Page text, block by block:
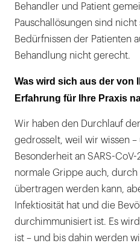
Behandler und Patient
Pauschallösungen sind
Bedürfnissen der Patienten
Behandlung nicht gerecht.
Was wird sich aus der von
Erfahrung für Ihre Praxis
Wir haben den Durchlauf
gedrosselt, weil wir wissen
Besonderheit an SARS-
normale Grippe auch,
übertragen werden kann,
Infektiosität hat und die
durchimmunisiert ist. Es
ist – und bis dahin werden